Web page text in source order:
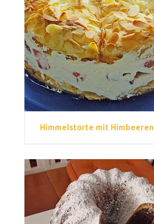
Himmelstorte mit Himbeeren